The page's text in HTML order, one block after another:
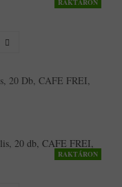
RAKTÁRON
20 Db, CAFE FREI,
RAKTÁRON